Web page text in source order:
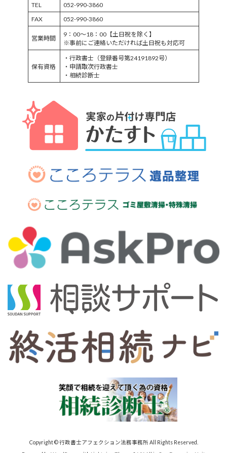
TEL
052-990-3860
FAX
052-990-3860
営業時間
9：00～18：00【土日祝を除く】
※事前にご連絡いただければ土日祝も対応可
保有資格
・行政書士（登録番号第24191892号）
・申請取次行政書士
・相続診断士
Copyright © 行政書士アフェクション法務事務所 All Rights Reserved.